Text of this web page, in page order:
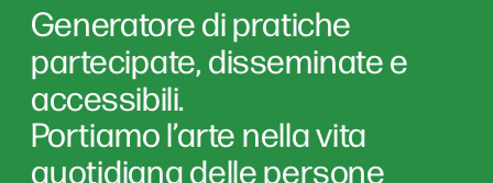
Generatore di pratiche
partecipate, disseminate e
accessibili.
Portiamo l’arte nella vita
quotidiana delle persone